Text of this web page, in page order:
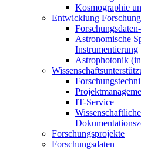
Kosmographie
Entwicklung
Astronomische
Instrumentierung
Astrophotonik
IT-Service
Forschungsprojekte
Forschungsdaten